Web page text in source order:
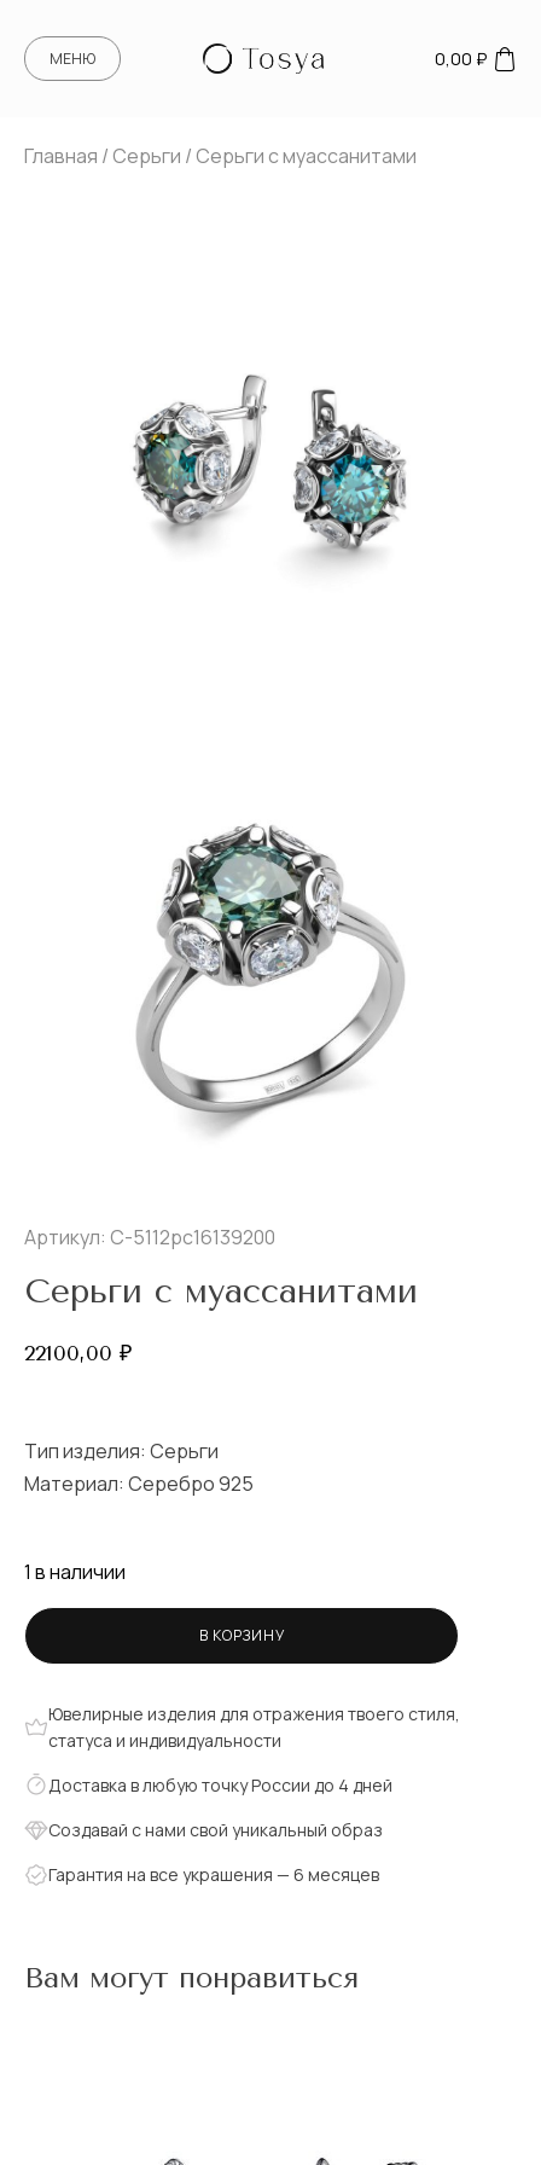
МЕНЮ 0,00 ₽
Главная / Серьги / Серьги с муассанитами
Артикул: С-5112рс16139200
Серьги с муассанитами
22100,00 ₽
Тип изделия: Серьги
Материал: Серебро 925
1 в наличии
В КОРЗИНУ
Ювелирные изделия для отражения твоего стиля,
статуса и индивидуальности
Доставка в любую точку России до 4 дней
Создавай с нами свой уникальный образ
Гарантия на все украшения — 6 месяцев
Вам могут понравиться